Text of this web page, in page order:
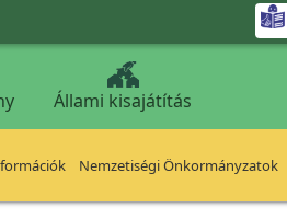
Állami kisajátítás
Nemzetiségi Önkormányzatok